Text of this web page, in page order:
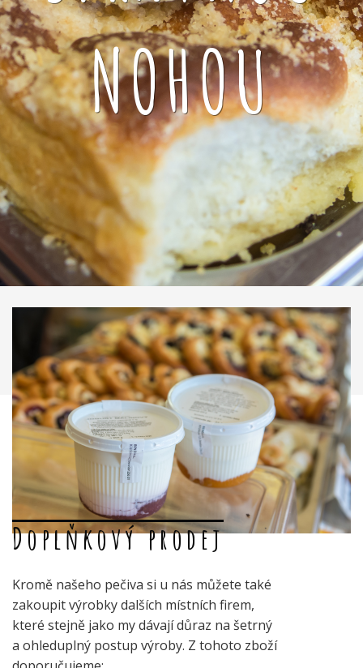
NOHOU
Doplňkový prodej
Kromě našeho pečiva si u nás můžete také
zakoupit výrobky dalších místních firem,
které stejně jako my dávají důraz na šetrný
a ohleduplný postup výroby. Z tohoto zboží